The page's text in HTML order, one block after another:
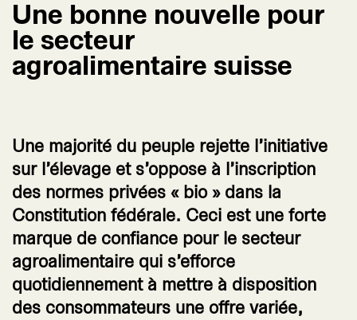
Une bonne nouvelle pour
le secteur
agroalimentaire suisse
Une majorité du peuple rejette l’initiative
sur l’élevage et s’oppose à l’inscription
des normes privées « bio » dans la
Constitution fédérale. Ceci est une forte
marque de confiance pour le secteur
agroalimentaire qui s’efforce
quotidiennement à mettre à disposition
des consommateurs une offre variée,